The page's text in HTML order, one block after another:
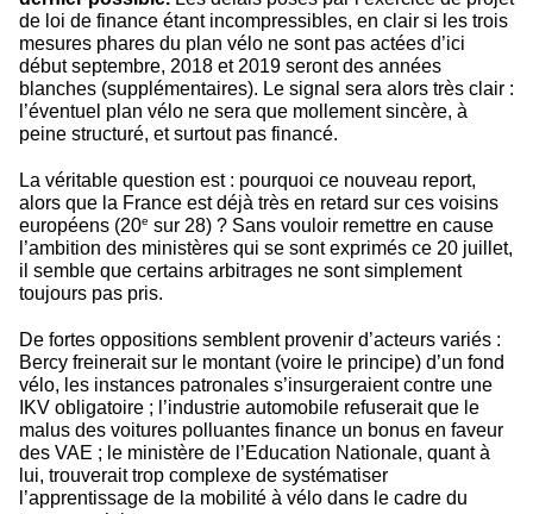
de loi de finance étant incompressibles, en clair si les trois
mesures phares du plan vélo ne sont pas actées d’ici
début septembre, 2018 et 2019 seront des années
blanches (supplémentaires). Le signal sera alors très clair :
l’éventuel plan vélo ne sera que mollement sincère, à
peine structuré, et surtout pas financé.
La véritable question est : pourquoi ce nouveau report,
alors que la France est déjà très en retard sur ces voisins
européens (20e sur 28) ? Sans vouloir remettre en cause
l’ambition des ministères qui se sont exprimés ce 20 juillet,
il semble que certains arbitrages ne sont simplement
toujours pas pris.
De fortes oppositions semblent provenir d’acteurs variés :
Bercy freinerait sur le montant (voire le principe) d’un fond
vélo, les instances patronales s’insurgeraient contre une
IKV obligatoire ; l’industrie automobile refuserait que le
malus des voitures polluantes finance un bonus en faveur
des VAE ; le ministère de l’Education Nationale, quant à
lui, trouverait trop complexe de systématiser
l’apprentissage de la mobilité à vélo dans le cadre du